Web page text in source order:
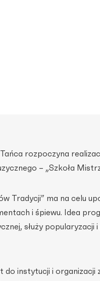
rozpoczyna
– „Szkoła
Tradycji” ma na celu
i śpiewu. Idea
służy
do instytucji i organizacji